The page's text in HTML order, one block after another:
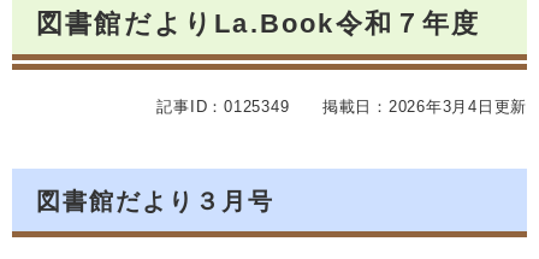
図書館だよりLa.Book令和７年度
記事ID：0125349 掲載日：2026年3月4日更新
図書館だより３月号